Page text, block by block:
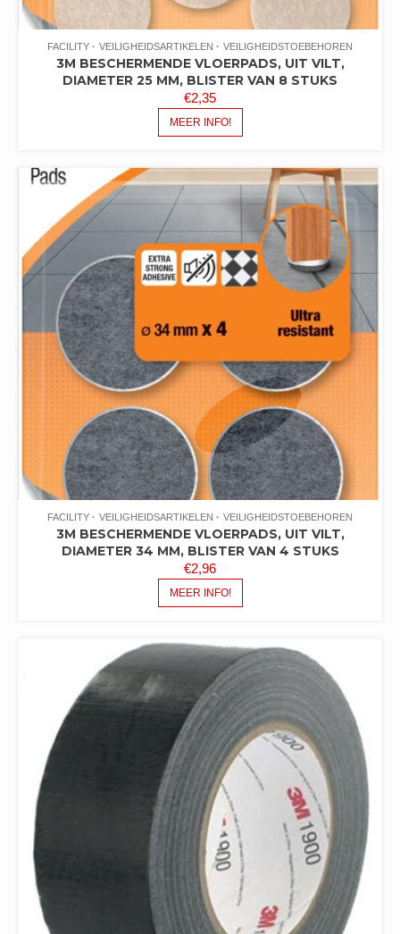
FACILITY VEILIGHEIDSARTIKELEN VEILIGHEIDSTOEBEHOREN
3M BESCHERMENDE VLOERPADS, UIT VILT,
DIAMETER 25 MM, BLISTER VAN 8 STUKS
€2,35
MEER INFO!
FACILITY VEILIGHEIDSARTIKELEN VEILIGHEIDSTOEBEHOREN
3M BESCHERMENDE VLOERPADS, UIT VILT,
DIAMETER 34 MM, BLISTER VAN 4 STUKS
€2,96
MEER INFO!